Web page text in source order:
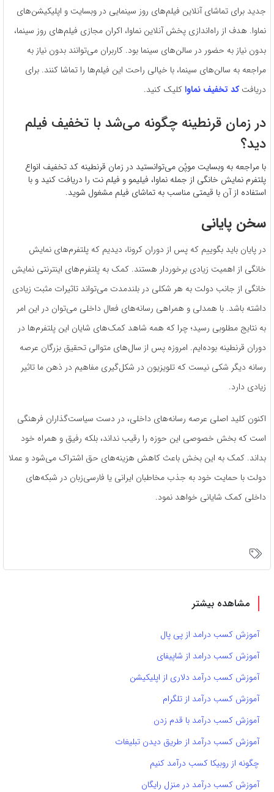
جدید برای تماشای آنلاین فیلم‌های روز سینمایی در وبسایت و اپلیکیشن‌های
نماوا. هدف از راه‌اندازی پخش آنلاین نماوا، اکران مجازی فیلم‌های روز سینما،
بدون نیاز به حضور در سالن‌های سینما بود. کاربران می‌توانند بدون نیاز به
مراجعه به سالن‌های سینما، با خیالی راحت این فیلم‌ها را تماشا کنند. برای
دریافتکد تخفیف نماواکلیک کنید.
در زمان قرنطینه چگونه می‌شد با تخفیف فیلم
دید؟
با مراجعه به وبسایت موپُن می‌توانستید در زمان قرنطینه کد تخفیف انواع
پلتفرم نمایش خانگی از جمله نماوا، فیلیمو و فیلم نت را دریافت کنید و با
استفاده از آن با قیمتی مناسب به تماشای فیلم مشغول شوید.
سخن پایانی
در پایان باید بگوییم که پس از دوران کرونا، دیدیم که پلتفرم‌های نمایش
خانگی از اهمیت زیادی برخوردار هستند. کمک به پلتفرم‌های اینترنتی نمایش
خانگی از جانب دولت به هر شکلی در بلند‌مدت می‌تواند تاثیرات مثبت زیادی
داشته باشد. با همدلی و همراهی رسانه‌های فعال داخلی می‌توان در این امر
به نتایج مطلوبی رسید؛ چرا که همه شاهد کمک‌های شایان این پلتفرم‌ها در
دوران قرنطینه بوده‌ایم. امروزه پس از سال‌های متوالی تحقیق بزرگان عرصه
رسانه دیگر شکی نیست که تلویزیون در شکل‌گیری مفاهیم در ذهن ما تاثیر
زیادی دارد.
اکنون کلید اصلی عرصه رسانه‌های داخلی، در دست سیاست‌گذاران فرهنگی
است که بخش خصوصی این حوزه را رقیب نداند، بلکه رفیق و همراه خود
بداند. کمک به این بخش باعث کاهش هزینه‌های حق اشتراک می‌شود و عملا
دولت با حمایت خود به جذب مخاطبان ایرانی یا فارسی‌زبان در شبکه‌های
داخلی کمک شایانی خواهد نمود.
مشاهده بیشتر
آموزش کسب درامد از پی پال
آموزش کسب درامد از شاپیفای
آموزش کسب درآمد دلاری از اپلیکیشن
آموزش کسب درآمد از تلگرام
آموزش کسب درآمد با قدم زدن
آموزش کسب درآمد از طریق دیدن تبلیغات
چگونه از روبیکا کسب درآمد کنیم
آموزش کسب درآمد در منزل رایگان